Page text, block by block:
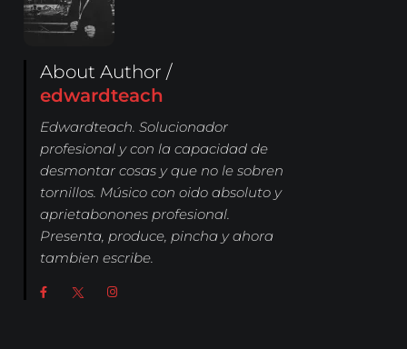
About Author /
edwardteach
Edwardteach. Solucionador
profesional y con la capacidad de
desmontar cosas y que no le sobren
tornillos. Músico con oido absoluto y
aprietabonones profesional.
Presenta, produce, pincha y ahora
tambien escribe.